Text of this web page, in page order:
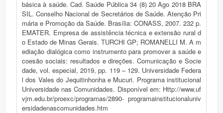
básica à saúde. Cad. Saúde Pública 34 (8) 20 Ago 2018 BRA
SIL. Conselho Nacional de Secretários de Saúde. Atenção Pri
mária e Promoção da Saúde. Brasília: CONASS, 2007. 232 p.
EMATER. Empresa de assistência técnica e extensão rural d
o Estado de Minas Gerais. TURCHI GP; ROMANELLI M. A m
ediação dialógica como instrumento para promover a saúde e
coesão sociais: resultados e direções. Comunicação e Socie
dade, vol. especial, 2019, pp. 119 – 129. Universidade Federa
l dos Vales do Jequitinhonha e Mucuri. Programa institucional
Universidade nas Comunidades. Disponível em: Http://www.uf
vjm.edu.br/proexc/programas/2890- programainstitucionaluniv
ersidadenascomunidades.htm